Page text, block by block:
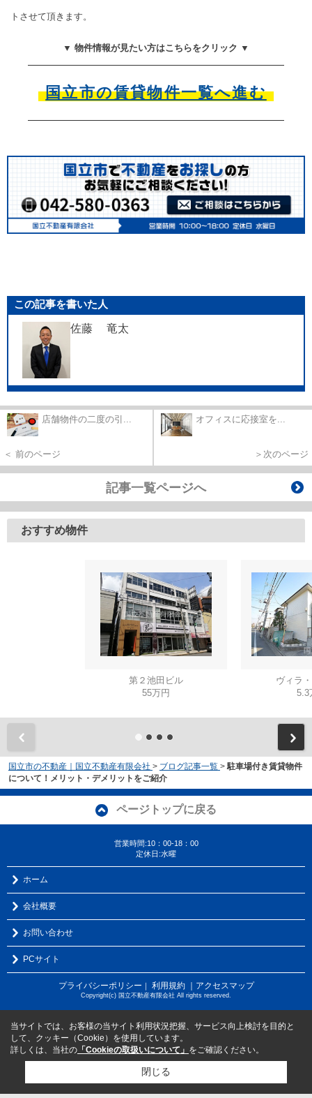
トさせて頂きます。
▼ 物件情報が見たい方はこちらをクリック ▼
国立市の賃貸物件一覧へ進む
この記事を書いた人
佐藤 竜太
店舗物件の二度の引...
＜ 前のページ
オフィスに応接室を...
＞次のページ
記事一覧ページへ
おすすめ物件
第２池田ビル
55万円
ヴィラ
5.3
国立市の不動産｜国立不動産有限会社 > ブログ記事一覧 > 駐車場付き賃貸物件
について！メリット・デメリットをご紹介
ページトップに戻る
営業時間:10：00-18：00
定休日:水曜
ホーム
会社概要
お問い合わせ
PCサイト
プライバシーポリシー ｜ 利用規約 ｜アクセスマップ
Copyright(c) 国立不動産有限会社 All rights reserved.
当サイトでは、お客様の当サイト利用状況把握、サービス向上検討を目的と
して、クッキー（Cookie）を使用しています。
詳しくは、当社の 「Cookieの取扱いについて」 をご確認ください。
閉じる